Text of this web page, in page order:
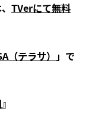
TVerにて無料
（テラサ） 」で
』